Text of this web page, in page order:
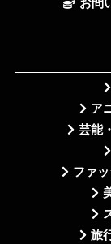
お問
ア
芸能
ファ
旅